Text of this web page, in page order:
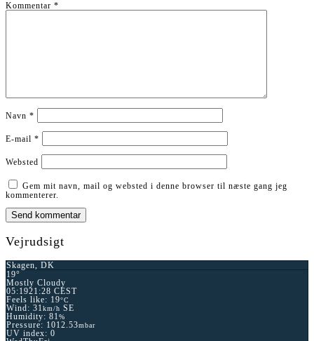
Kommentar *
Navn *
E-mail *
Websted
Gem mit navn, mail og websted i denne browser til næste gang jeg
kommenterer.
Vejrudsigt
Skagen, DK
19°
Mostly Cloudy
05:1921:28 CEST
Feels like: 19°C
Wind: 31km/h SE
Humidity: 81%
Pressure: 1012.53mbar
UV index: 0